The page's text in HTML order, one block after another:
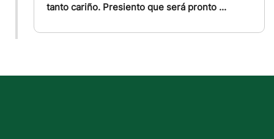
tanto cariño. Presiento que será pronto ...